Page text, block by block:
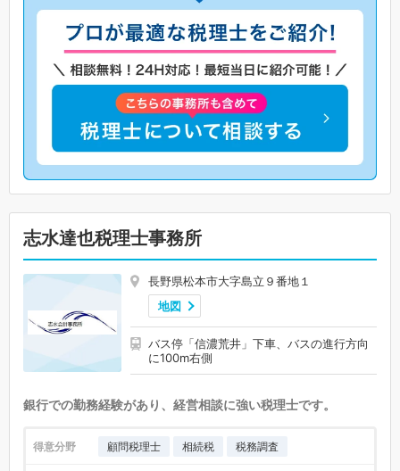
志水達也税理士事務所
長野県松本市大字島立９番地１
地図
バス停「信濃荒井」下車、バスの進行方向
に100m右側
銀行での勤務経験があり、経営相談に強い税理士です。
得意分野 顧問税理士 相続税 税務調査